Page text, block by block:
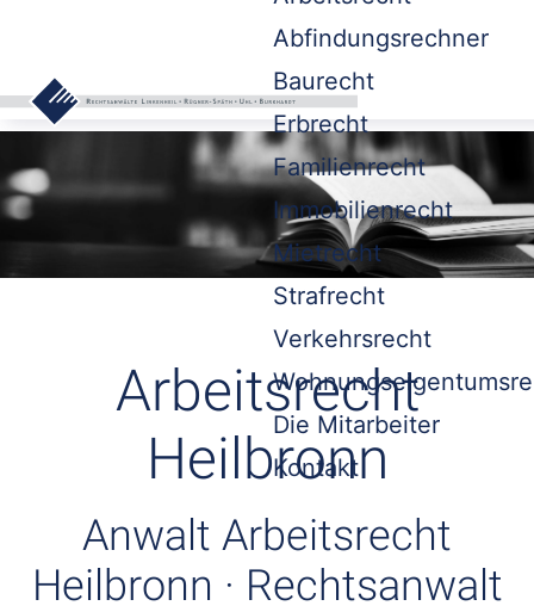
Abfindungsrechner
Baurecht
Erbrecht
Familienrecht
Immobilienrecht
Mietrecht
Strafrecht
Verkehrsrecht
Die Mitarbeiter
Kontakt
Arbeitsrecht
Heilbronn
Anwalt Arbeitsrecht
Heilbronn · Rechtsanwalt